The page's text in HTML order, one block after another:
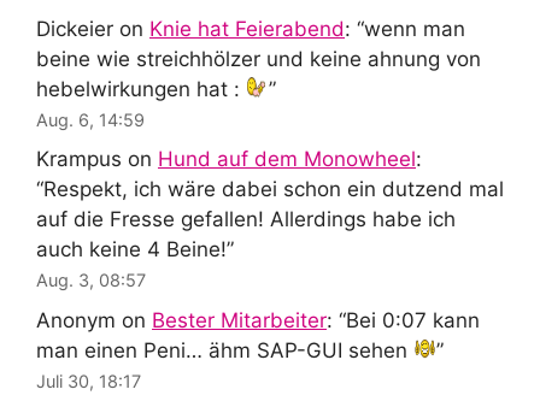
Dickeier on Knie hat Feierabend: “wenn man
beine wie streichhölzer und keine ahnung von
hebelwirkungen hat :
”
Aug. 6, 14:59
Krampus on Hund auf dem Monowheel:
“Respekt, ich wäre dabei schon ein dutzend mal
auf die Fresse gefallen! Allerdings habe ich
auch keine 4 Beine!”
Aug. 3, 08:57
Anonym on Bester Mitarbeiter: “Bei 0:07 kann
man einen Peni… ähm SAP-GUI sehen
”
Juli 30, 18:17